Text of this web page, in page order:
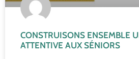
CONSTRUISONS ENSEMBLE
ATTENTIVE AUX SÉNIORS